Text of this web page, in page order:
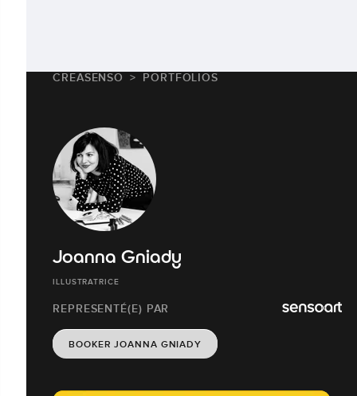
CREASENSO PORTFOLIOS
Joanna Gniady
ILLUSTRATRICE
REPRESENTÉ(E) PAR
BOOKER JOANNA GNIADY